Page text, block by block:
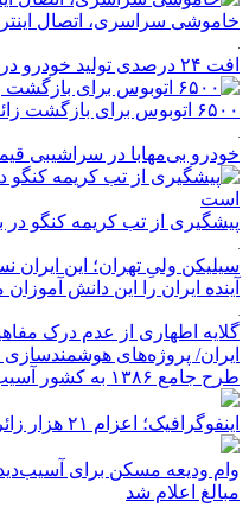
خاموشی سراسری، اتصال
افت ۲۴ درصدی تولید خودرو در کشور
۶۵۰۰ اتوبوس برای بازگشت زائران از مرز مهران اعزام می‌شود
خودرو بی‌مهابا در سراشیبی
پیشگیری از تب کریمه کنگو
آینده ایران را این دانش
گلایه اطهاری از عدم درک
ایران/ پروژه‌های
طرح جامع ۱۳۸۶ به کشور آسیب زد
اینفوگرافیک؛ اعزام ۲۱ هزار زائر اربعین از آذربایجان‌شرقی
وام ودیعه مسکن برای
مبالغ اعلام شد